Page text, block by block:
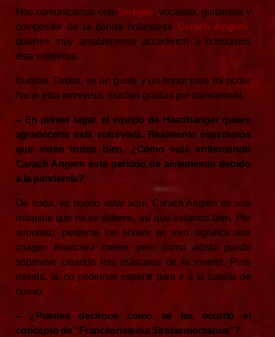
Nos comunicamos con Seregor, vocalista, guitarrista y
compositor de la banda holandesa Carach Angren,
quienes muy amablemente accedieron a brindarnos
ésta entrevista.
Buenas Tardes, es un gusto y un honor para mí poder
hacer esta entrevista, muchas gracias por atendernos!.
– En primer lugar, el equipo de Headbanger quiere
agradecerte esta entrevista. Realmente esperamos
que estén todos bien. ¿Cómo está enfrentando
Carach Angren este período de aislamiento debido
a la pandemia?
De nada, es bueno estar aquí, Carach Angren es una
máquina que no se detiene, así que estamos bien. Por
supuesto, perderse los shows en vivo significa una
imagen financiera menor, pero como artista puedo
sobrevivir creando mis máscaras de la muerte. Pero
mierda, sí, no podemos esperar para ir a la batalla de
nuevo.
– ¿Puedes decirnos cómo se les ocurrió el
concepto de “Franckensteina Strataemontanus”?